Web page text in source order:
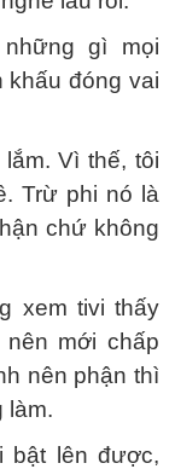
gì mọi
khấu đóng vai
Vì thế, tôi
Trừ phi nó là
chứ không
xem tivi thấy
mới chấp
nên phận thì
làm.
bật lên được,